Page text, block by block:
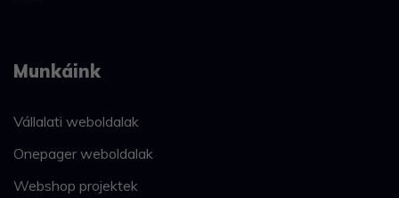
Munkáink
Vállalati weboldalak
Onepager weboldalak
Webshop projektek